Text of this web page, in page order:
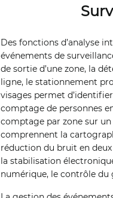
Des fonctions d’analyse
événements de
de sortie d’une zone, la
ligne, le stationnement
visages permet
comptage de personnes
comptage par zone sur
comprennent la
réduction du bruit en
la stabilisation
numérique, le contrôle du